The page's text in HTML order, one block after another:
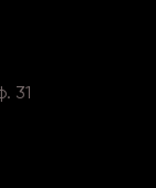
31